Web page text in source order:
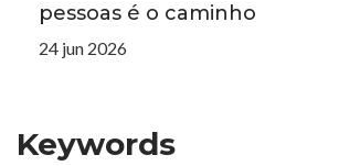
pessoas é o caminho
24 jun 2026
Keywords